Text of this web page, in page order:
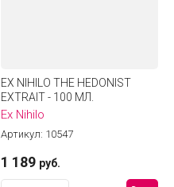
EX NIHILO THE HEDONIST
EXTRAIT - 100 МЛ.
Ex Nihilo
Артикул: 10547
1 189 руб.